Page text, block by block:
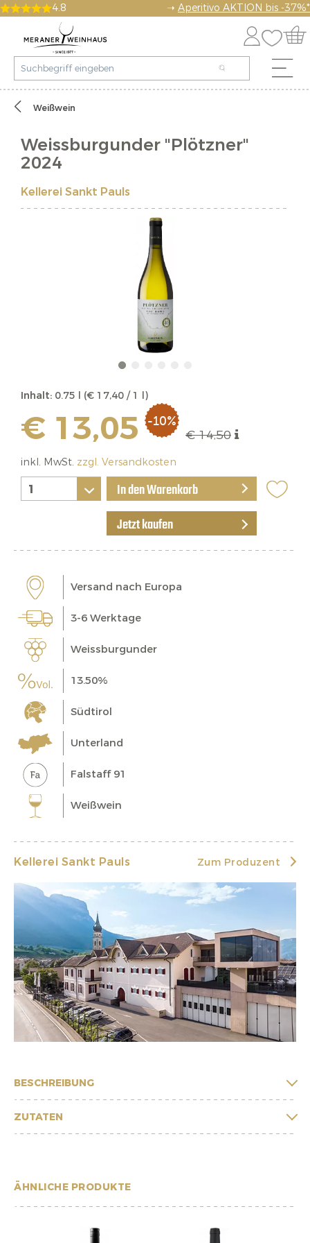
4.8 ➝ Aperitivo AKTION bis -37%*
Weißwein
Weissburgunder "Plötzner"
2024
Kellerei Sankt Pauls
Inhalt: 0.75 l (€ 17,40 / 1 l)
€ 13,05 -10%
€ 14,50
inkl. MwSt. zzgl. Versandkosten
In den Warenkorb
Jetzt kaufen
Versand nach Europa
3-6 Werktage
Weissburgunder
13.50%
Südtirol
Unterland
Falstaff 91
Weißwein
Kellerei Sankt Pauls Zum Produzent
BESCHREIBUNG
ZUTATEN
ÄHNLICHE PRODUKTE